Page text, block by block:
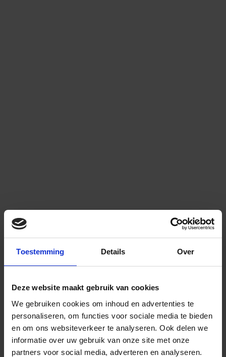
Toestemming Details Over
Deze website maakt gebruik van cookies
We gebruiken cookies om inhoud en advertenties te
personaliseren, om functies voor sociale media te bieden
en om ons websiteverkeer te analyseren. Ook delen we
informatie over uw gebruik van onze site met onze
partners voor social media, adverteren en analyseren.